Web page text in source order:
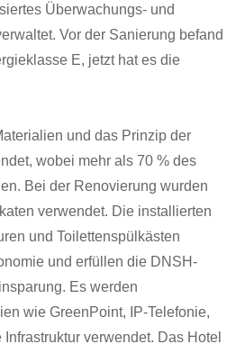
Überwachungs- und
Vor der Sanierung befand
E, jetzt hat es die
und das Prinzip der
wobei mehr als 70 % des
Bei der Renovierung wurden
verwendet. Die installierten
und Toilettenspülkästen
und erfüllen die DNSH-
Es werden
wie GreenPoint, IP-Telefonie,
Infrastruktur verwendet. Das Hotel